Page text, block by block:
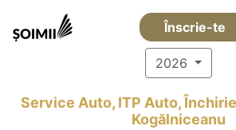
Înscrie-te
2026
Service Auto, ITP Auto,
Kogălniceanu